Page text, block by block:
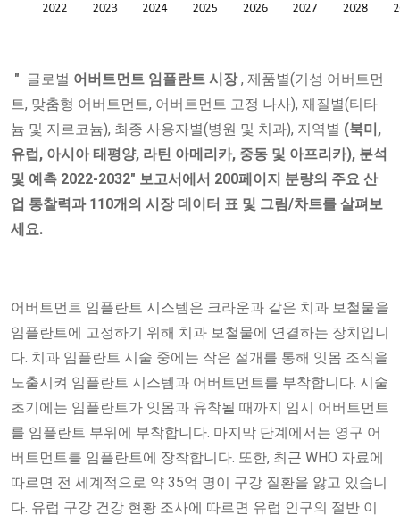
" 글로벌 어버트먼트 임플란트 시장, 제품별(기성 어버트먼
트, 맞춤형 어버트먼트, 어버트먼트 고정 나사), 재질별(티타
늄 및 지르코늄), 최종 사용자별(병원 및 치과), 지역별 (북미,
유럽, 아시아 태평양, 라틴 아메리카, 중동 및 아프리카), 분석
및 예측 2022-2032" 보고서에서 200페이지 분량의 주요 산
업 통찰력과 110개의 시장 데이터 표 및 그림/차트를 살펴보
세요.
어버트먼트 임플란트 시스템은 크라운과 같은 치과 보철물을
임플란트에 고정하기 위해 치과 보철물에 연결하는 장치입니
다. 치과 임플란트 시술 중에는 작은 절개를 통해 잇몸 조직을
노출시켜 임플란트 시스템과 어버트먼트를 부착합니다. 시술
초기에는 임플란트가 잇몸과 유착될 때까지 임시 어버트먼트
를 임플란트 부위에 부착합니다. 마지막 단계에서는 영구 어
버트먼트를 임플란트에 장착합니다. 또한, 최근 WHO 자료에
따르면 전 세계적으로 약 35억 명이 구강 질환을 앓고 있습니
다. 유럽 구강 건강 현황 조사에 따르면 유럽 인구의 절반 이